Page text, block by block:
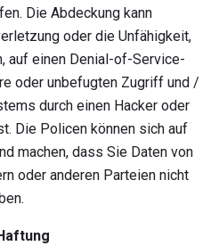
Die Abdeckung kann
oder die Unfähigkeit,
auf einen Denial-of-Service-
oder unbefugten Zugriff und /
durch einen Hacker oder
Die Policen können sich auf
machen, dass Sie Daten von
oder anderen Parteien nicht